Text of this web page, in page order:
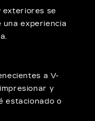
exteriores se
experiencia
a V-
y
estacionado o